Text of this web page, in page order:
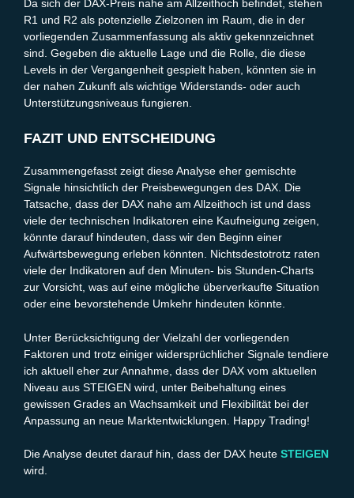
Da sich der DAX-Preis nahe am Allzeithoch befindet, stehen
R1 und R2 als potenzielle Zielzonen im Raum, die in der
vorliegenden Zusammenfassung als aktiv gekennzeichnet
sind. Gegeben die aktuelle Lage und die Rolle, die diese
Levels in der Vergangenheit gespielt haben, könnten sie in
der nahen Zukunft als wichtige Widerstands- oder auch
Unterstützungsniveaus fungieren.
FAZIT UND ENTSCHEIDUNG
Zusammengefasst zeigt diese Analyse eher gemischte
Signale hinsichtlich der Preisbewegungen des DAX. Die
Tatsache, dass der DAX nahe am Allzeithoch ist und dass
viele der technischen Indikatoren eine Kaufneigung zeigen,
könnte darauf hindeuten, dass wir den Beginn einer
Aufwärtsbewegung erleben könnten. Nichtsdestotrotz raten
viele der Indikatoren auf den Minuten- bis Stunden-Charts
zur Vorsicht, was auf eine mögliche überverkaufte Situation
oder eine bevorstehende Umkehr hindeuten könnte.
Unter Berücksichtigung der Vielzahl der vorliegenden
Faktoren und trotz einiger widersprüchlicher Signale tendiere
ich aktuell eher zur Annahme, dass der DAX vom aktuellen
Niveau aus STEIGEN wird, unter Beibehaltung eines
gewissen Grades an Wachsamkeit und Flexibilität bei der
Anpassung an neue Marktentwicklungen. Happy Trading!
Die Analyse deutet darauf hin, dass der DAX heute STEIGEN
wird.